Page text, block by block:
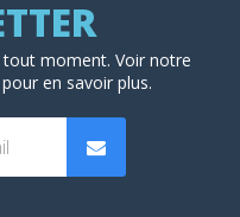
tout moment. Voir notre
pour en savoir plus.